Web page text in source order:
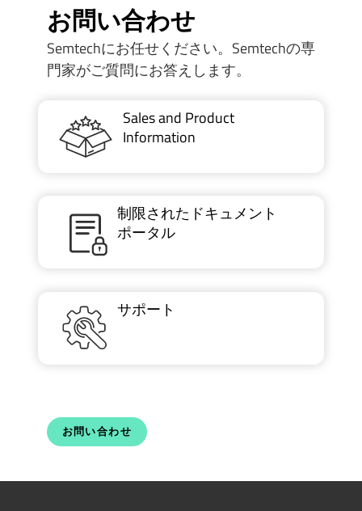
お問い合わせ
Semtechにお任せください。Semtechの専
門家がご質問にお答えします。
Sales and Product
Information
制限されたドキュメント
ポータル
サポート
お問い合わせ